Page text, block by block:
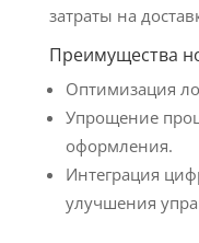
затраты на
Преимущества
Оптимизация
Упрощение
оформления.
Интеграция
улучшения